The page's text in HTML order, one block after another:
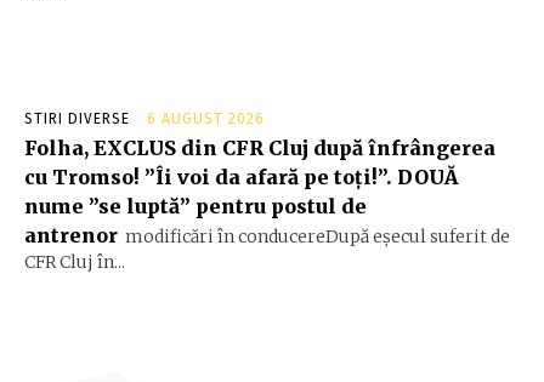
STIRI DIVERSE 6 AUGUST 2026
Folha, EXCLUS din CFR Cluj după înfrângerea
cu Tromso! ”Îi voi da afară pe toți!”. DOUĂ
nume ”se luptă” pentru postul de
antrenor modificări în conducereDupă eșecul suferit de
CFR Cluj în...